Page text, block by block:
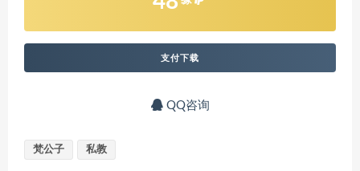
支付下载
QQ咨询
梵公子 私教